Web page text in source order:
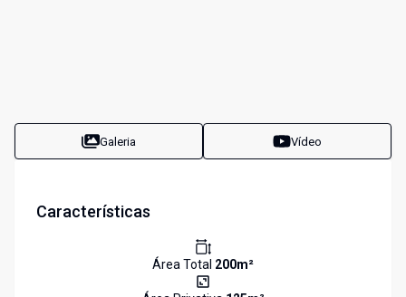
Galeria Vídeo
Características
Área Total 200m²